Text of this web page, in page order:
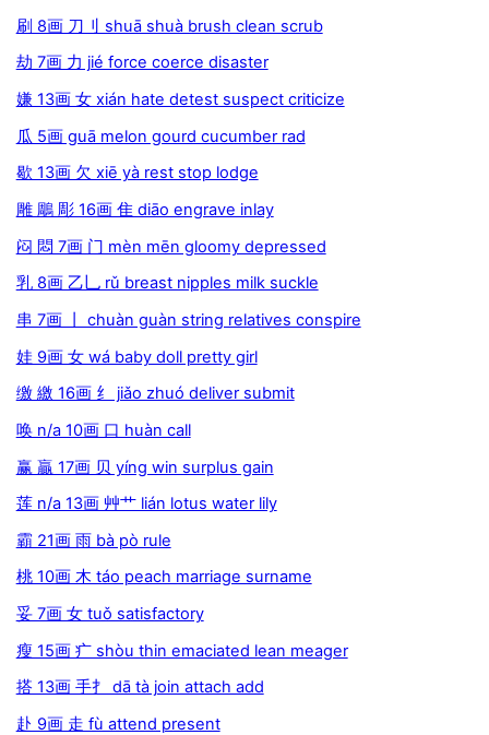
刷 8画 刀刂 shuā shuà brush clean scrub
劫 7画 力 jié force coerce disaster
嫌 13画 女 xián hate detest suspect criticize
瓜 5画 guā melon gourd cucumber rad
歇 13画 欠 xiē yà rest stop lodge
雕 鵰 彫 16画 隹 diāo engrave inlay
闷 悶 7画 门 mèn mēn gloomy depressed
乳 8画 乙乚 rǔ breast nipples milk suckle
串 7画 丨 chuàn guàn string relatives conspire
娃 9画 女 wá baby doll pretty girl
缴 繳 16画 纟 jiǎo zhuó deliver submit
唤 n/a 10画 口 huàn call
赢 贏 17画 贝 yíng win surplus gain
莲 n/a 13画 艸艹 lián lotus water lily
霸 21画 雨 bà pò rule
桃 10画 木 táo peach marriage surname
妥 7画 女 tuǒ satisfactory
瘦 15画 疒 shòu thin emaciated lean meager
搭 13画 手扌 dā tà join attach add
赴 9画 走 fù attend present